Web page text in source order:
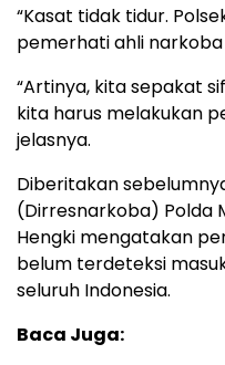
“Kasat tidak tidur.
pemerhati ahli
“Artinya, kita sepakat
kita harus melakukan
jelasnya.
Diberitakan
(Dirresnarkoba) Polda
Hengki mengatakan
belum terdeteksi
seluruh Indonesia.
Baca Juga: